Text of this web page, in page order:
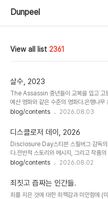
Dunpeel
View all list 2361
살수, 2023
The Assassin 중년들이 교복을 입고 고
예산 영화와 같은 수준의 영화다.은행나무
의 분장과 연기가 코믹하다.2023년에 나
로 이런 영화를 제작하고, 이런 영화에 출
고 신기해서 리뷰를 남기게 된다. * 검계(
직을 알게 된 것은 좋았다.
blog/contents 2026.08.03
디스클로저 데이, 2026
Disclosure Day스티븐 스필버그 감독의
다.전반적 스토리와 메시지, 그리고 작품
다.좋게 말하면 반세기의 시간이 흘렀음에
차이라면, 1982년작 E.T. 가 아동용이면,
(?) 관람가.스필버그 답지 않은 열린 결말이
blog/contents 2026.08.02
죄짓고 즙짜는 인간들.
죄를 지은 것에 대한 죄책감과 미안함에 (